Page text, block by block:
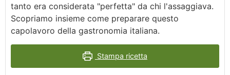
tanto era considerata "perfetta" da chi l'assaggiava.
Scopriamo insieme come preparare questo
capolavoro della gastronomia italiana.
Stampa ricetta